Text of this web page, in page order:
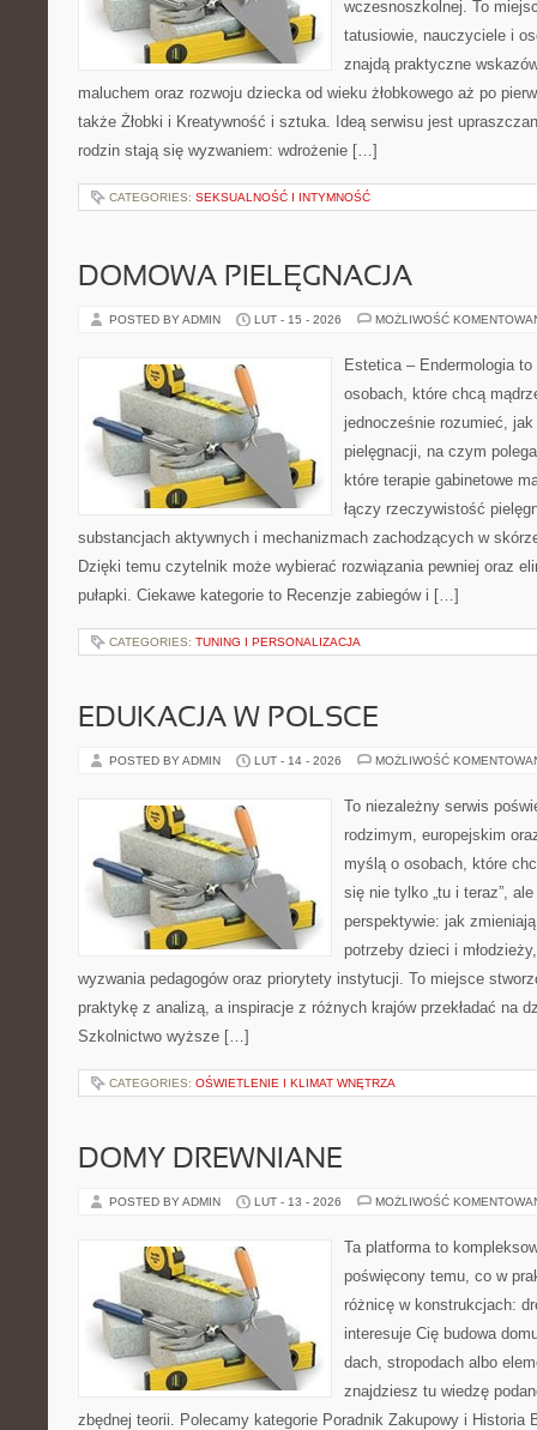
wczesnoszkolnej. To
tatusiowie, nauczyciele i
znajdą praktyczne
maluchem oraz rozwoju dziecka od wieku żłobkowego aż po
także Żłobki i Kreatywność i sztuka. Ideą serwisu jest
rodzin stają się wyzwaniem: wdrożenie […]
CATEGORIES: SEKSUALNOŚĆ I INTYMNOŚĆ
DOMOWA PIELĘGNACJA
POSTED BY ADMIN LUT - 15 - 2026 MOŻLIWOŚĆ
Estetica – Endermologia
osobach, które chcą
jednocześnie rozumieć, jak
pielęgnacji, na czym
które terapie gabinetowe
łączy rzeczywistość
substancjach aktywnych i mechanizmach zachodzących w
Dzięki temu czytelnik może wybierać rozwiązania pewniej oraz
pułapki. Ciekawe kategorie to Recenzje zabiegów i […]
CATEGORIES: TUNING I PERSONALIZACJA
EDUKACJA W POLSCE
POSTED BY ADMIN LUT - 14 - 2026 MOŻLIWOŚĆ
To niezależny serwis
rodzimym, europejskim
myślą o osobach, które
się nie tylko „tu i teraz”,
perspektywie: jak
potrzeby dzieci i
wyzwania pedagogów oraz priorytety instytucji. To miejsce
praktykę z analizą, a inspiracje z różnych krajów przekładać na
Szkolnictwo wyższe […]
CATEGORIES: OŚWIETLENIE I KLIMAT WNĘTRZA
DOMY DREWNIANE
POSTED BY ADMIN LUT - 13 - 2026 MOŻLIWOŚĆ
Ta platforma to
poświęcony temu, co w
różnicę w konstrukcjach:
interesuje Cię budowa
dach, stropodach albo
znajdziesz tu wiedzę
zbędnej teorii. Polecamy kategorie Poradnik Zakupowy i Historia